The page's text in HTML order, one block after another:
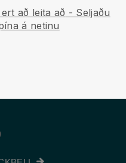
að leita að - Seljaðu
á netinu